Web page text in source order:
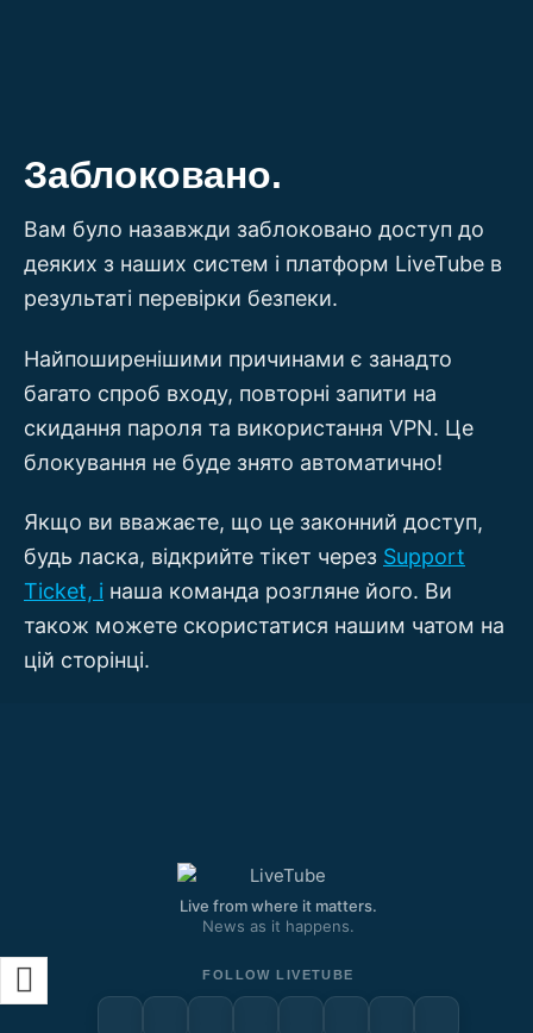
Заблоковано.
Вам було назавжди заблоковано доступ до
деяких з наших систем і платформ LiveTube в
результаті перевірки безпеки.
Найпоширенішими причинами є занадто
багато спроб входу, повторні запити на
скидання пароля та використання VPN. Це
блокування не буде знято автоматично!
Якщо ви вважаєте, що це законний доступ,
будь ласка, відкрийте тікет через Support
Ticket, і наша команда розгляне його. Ви
також можете скористатися нашим чатом на
цій сторінці.
Live from where it matters.
News as it happens.
FOLLOW LIVETUBE